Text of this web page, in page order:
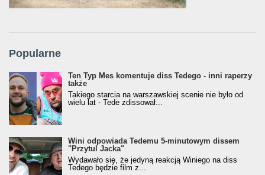
Popularne
Ten Typ Mes komentuje diss Tedego - inni raperzy
także
Takiego starcia na warszawskiej scenie nie było od
wielu lat - Tede zdissował...
Wini odpowiada Tedemu 5-minutowym dissem
"Przytul Jacka"
Wydawało się, że jedyną reakcją Winiego na diss
Tedego będzie film z...